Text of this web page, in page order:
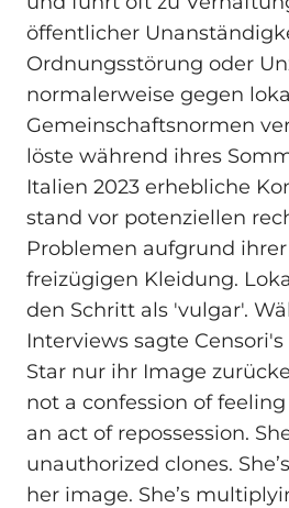
öffentlicher
Ordnungsstörung oder
normalerweise gegen
Gemeinschaftsnormen
löste während ihres
Italien 2023 erhebliche
stand vor potenziellen
Problemen aufgrund
freizügigen Kleidung.
den Schritt als 'vulgar'.
Interviews sagte
Star nur ihr Image
not a confession of
an act of repossession.
unauthorized clones.
her image. She’s